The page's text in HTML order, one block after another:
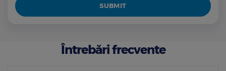
Întrebări frecvente